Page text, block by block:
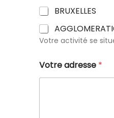
BRUXELLES
Votre activité se
Votre adresse *